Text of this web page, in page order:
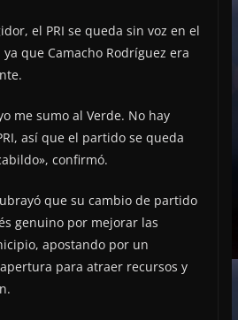
el PRI se queda sin voz en el
que Camacho Rodríguez era
me sumo al Verde. No hay
así que el partido se queda
confirmó.
que su cambio de partido
genuino por mejorar las
apostando por un
para atraer recursos y